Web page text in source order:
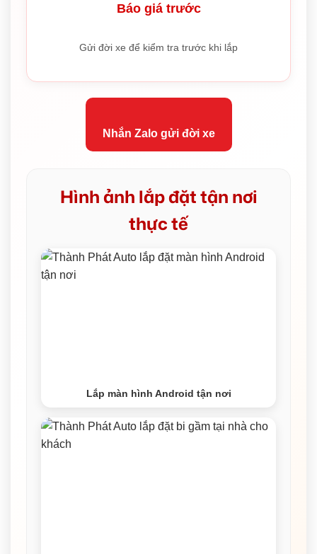
Báo giá trước
Gửi đời xe để kiểm tra trước khi lắp
Nhắn Zalo gửi đời xe
Hình ảnh lắp đặt tận nơi
thực tế
Lắp màn hình Android tận nơi